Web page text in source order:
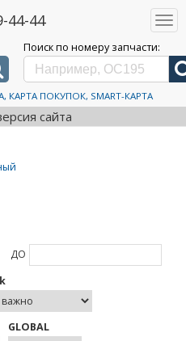
44-44
Поиск по номеру запчасти:
ПОКУПОК, SMART-КАРТА
сайта
масла ilsac GF 5
5
ДО
GLOBAL